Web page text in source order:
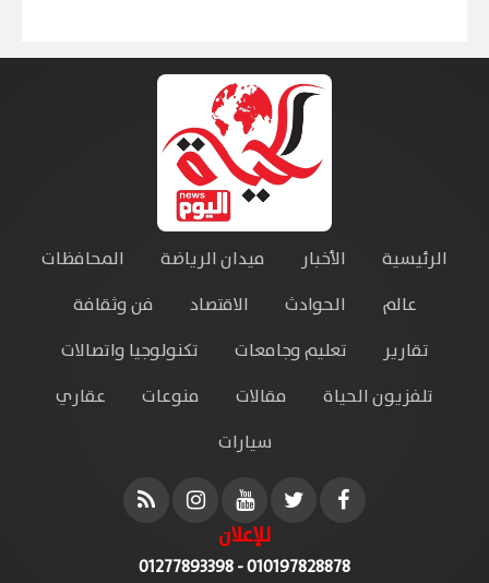
الرئيسية الأخبار ميدان الرياضة
المحافظات
عالم
الحوادث الاقتصاد
فن وثقافة
تقارير
تعليم وجامعات
تكنولوجيا واتصالات
تلفزيون الحياة
مقالات منوعات
عقاري
سيارات
للإعلان
010197828878 - 01277893398